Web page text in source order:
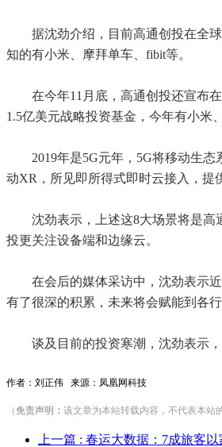
据沈劲介绍，目前高通创投在全
知的有小米、摩拜单车、fibit等。
在今年11月底，高通创投还宣布
1.5亿美元战略投资基金，今年有小米
2019年是5G元年，5G将移动生
动XR，所见即所得式即时云接入，提
沈劲表示，上述这8大场景将是
投更关注设备端和边缘云。
在会后的媒体采访中，沈劲表示
有了很深的积累，未来将会赋能到各行
谈及目前的投资寒潮，沈劲表示
作者：刘正伟 来源：凤凰网科技
（免责声明 ： 该文章为本站转载内容，不代表本站
上一篇 : 春运大数据：7成旅客